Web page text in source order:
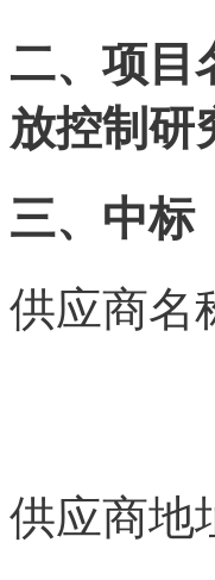
二、项目
放控制研
三、中标
供应商名
供应商地